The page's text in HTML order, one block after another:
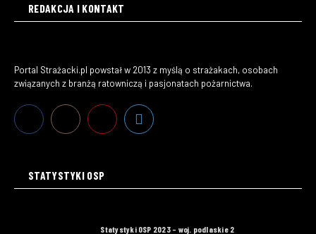
REDAKCJA I KONTAKT
Portal Strażacki.pl powstał w 2013 z myślą o strażakach, osobach
związanych z branżą ratowniczą i pasjonatach pożarnictwa.
STATYSTYKI OSP
Statystyki OSP 2023 – woj. podlaskie 2